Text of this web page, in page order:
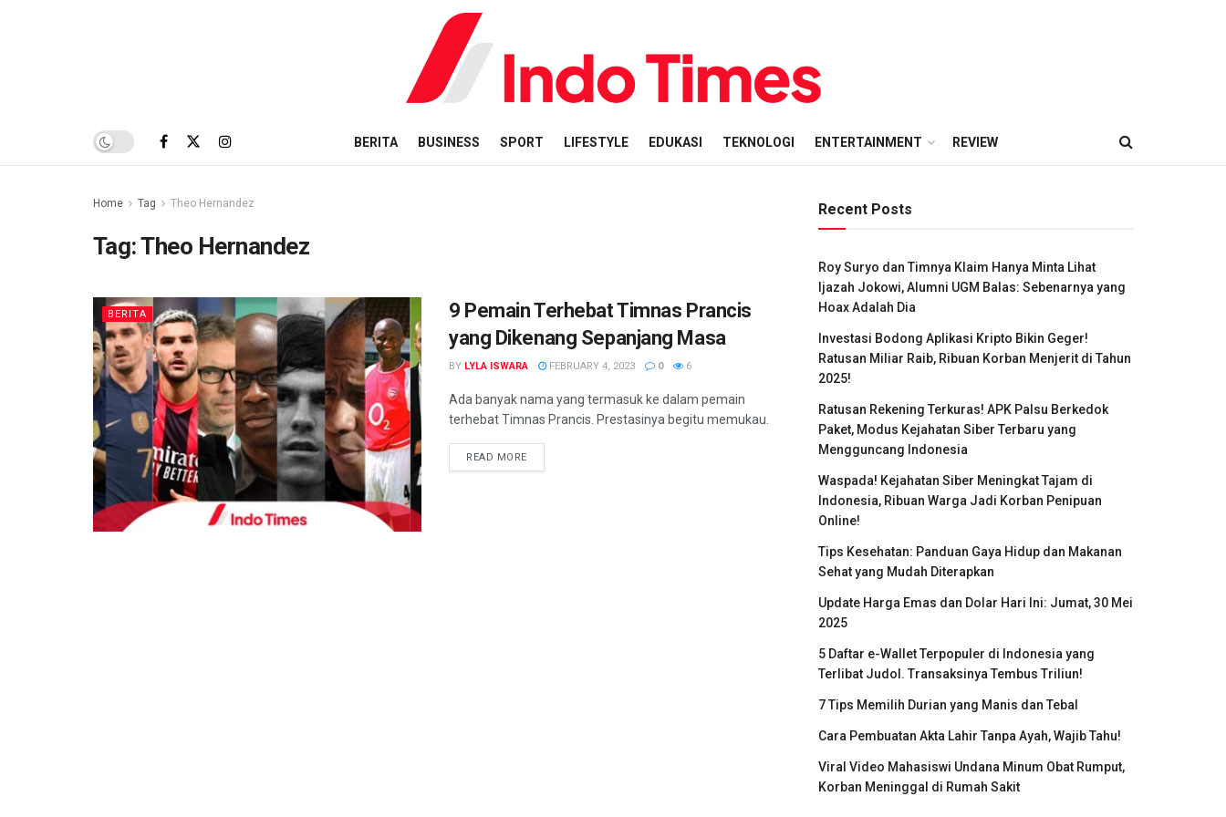
BERITA BUSINESS SPORT LIFESTYLE EDUKASI TEKNOLOGI ENTERTAINMENT REVIEW
Home Tag Theo Hernandez
Tag:Theo Hernandez
BERITA
9 Pemain Terhebat Timnas Prancis
yang Dikenang Sepanjang Masa
BY LYLA ISWARA FEBRUARY 4, 2023 0 6
Ada banyak nama yang termasuk ke dalam pemain
terhebat Timnas Prancis. Prestasinya begitu memukau.
READ MOREDETAILS
Recent Posts
Roy Suryo dan Timnya Klaim Hanya Minta Lihat
Ijazah Jokowi, Alumni UGM Balas: Sebenarnya yang
Hoax Adalah Dia
Investasi Bodong Aplikasi Kripto Bikin Geger!
Ratusan Miliar Raib, Ribuan Korban Menjerit di Tahun
2025!
Ratusan Rekening Terkuras! APK Palsu Berkedok
Paket, Modus Kejahatan Siber Terbaru yang
Mengguncang Indonesia
Waspada! Kejahatan Siber Meningkat Tajam di
Indonesia, Ribuan Warga Jadi Korban Penipuan
Online!
Tips Kesehatan: Panduan Gaya Hidup dan Makanan
Sehat yang Mudah Diterapkan
Update Harga Emas dan Dolar Hari Ini: Jumat, 30 Mei
2025
5 Daftar e-Wallet Terpopuler di Indonesia yang
Terlibat Judol. Transaksinya Tembus Triliun!
7 Tips Memilih Durian yang Manis dan Tebal
Cara Pembuatan Akta Lahir Tanpa Ayah, Wajib Tahu!
Viral Video Mahasiswi Undana Minum Obat Rumput,
Korban Meninggal di Rumah Sakit